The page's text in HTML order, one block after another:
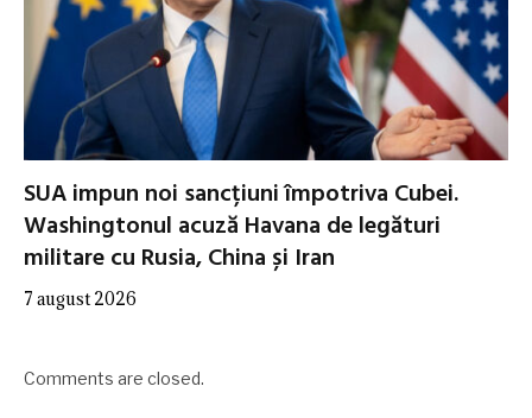
SUA impun noi sancțiuni împotriva Cubei.
Washingtonul acuză Havana de legături
militare cu Rusia, China și Iran
7 august 2026
Comments are closed.